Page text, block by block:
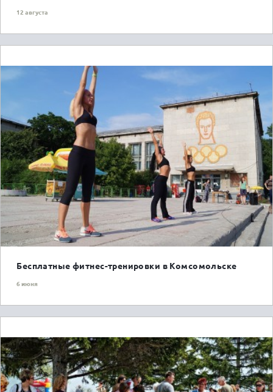
12 августа
ГОРОЖАНАМ
Бесплатные фитнес-тренировки в Комсомольске
6 июня
ГОРОЖАНАМ